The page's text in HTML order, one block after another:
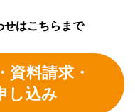
ンケートのお願い
て自動的に収集さ
状態の把握や安全
ムページ運営のた
せはこちらまで
資料請求・
し込み